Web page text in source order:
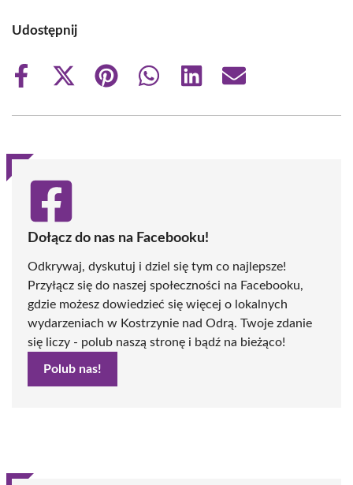
Udostępnij
Share
Share
(Twitter)
Share
Share
Share
Share
Dołącz do nas na Facebooku!
Odkrywaj, dyskutuj i dziel się tym co najlepsze!
Przyłącz się do naszej społeczności na Facebooku,
gdzie możesz dowiedzieć się więcej o lokalnych
wydarzeniach w Kostrzynie nad Odrą. Twoje zdanie
się liczy - polub naszą stronę i bądź na bieżąco!
Polub nas!